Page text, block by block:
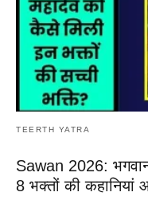
TEERTH YATRA
Sawan 2026:
8 भक्तों की